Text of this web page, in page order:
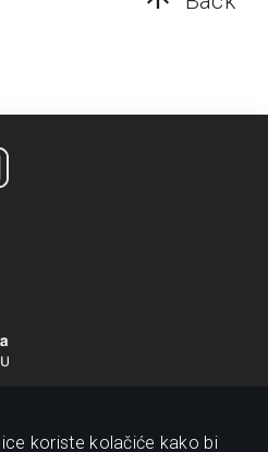
koriste kolačiće kako bi